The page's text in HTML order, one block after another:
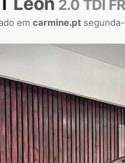
2.0 TDI FR
em carmine.pt